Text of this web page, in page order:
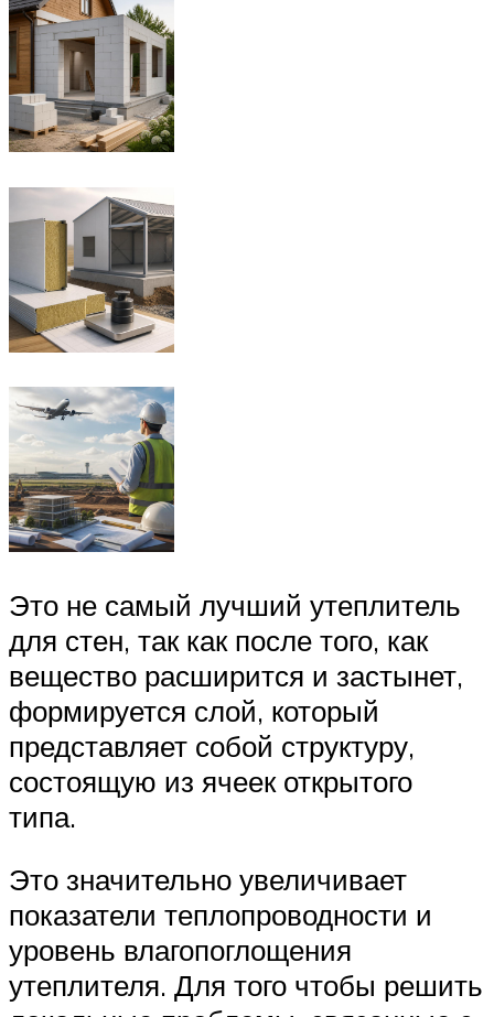
Это не самый лучший утеплитель
для стен, так как после того, как
вещество расширится и застынет,
формируется слой, который
представляет собой структуру,
состоящую из ячеек открытого
типа.
Это значительно увеличивает
показатели теплопроводности и
уровень влагопоглощения
утеплителя. Для того чтобы решить